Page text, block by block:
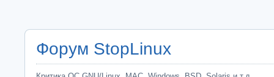
Форум StopLinux